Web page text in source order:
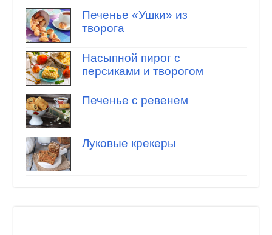
Печенье «Ушки» из
творога
Насыпной пирог с
персиками и творогом
Печенье с ревенем
Луковые крекеры